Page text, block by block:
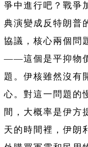
爭中進行吧？戰爭
典演變成反特朗普
協議，核心兩個問
——這個是平抑物
題。伊核雖然沒有
心。對這一問題的
間，大概率是伊方
天的時間裡，伊朗